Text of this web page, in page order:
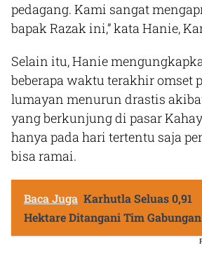
pedagang. Kami sangat
bapak Razak ini,” kata Hanie,
Selain itu, Hanie
beberapa waktu terakhir omset
lumayan menurun drastis
yang berkunjung di pasar
hanya pada hari tertentu saja
bisa ramai.
Baca Juga Karhutla Seluas 0,91
Hektare Ditangani Tim Gabungan